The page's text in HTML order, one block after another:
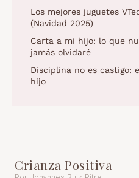
Los mejores juguetes
(Navidad 2025)
Carta a mi hijo: lo que
jamás olvidaré
Disciplina no es castigo:
hijo
Crianza Positiva